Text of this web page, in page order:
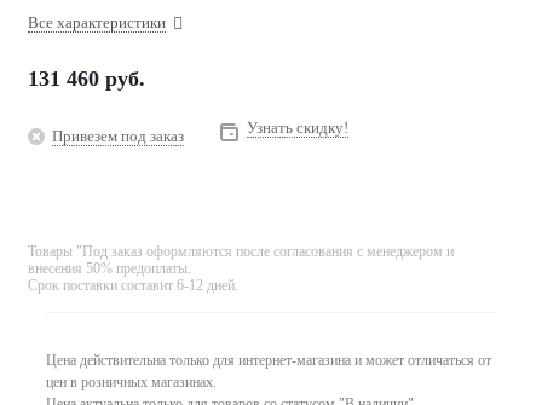
Все характеристики
131 460 руб.
Привезем под заказ Узнать скидку!
Товары "Под заказ оформляются после согласования с менеджером и
внесения 50% предоплаты.
Срок поставки составит 6-12 дней.
Цена действительна только для интернет-магазина и может отличаться от
цен в розничных магазинах.